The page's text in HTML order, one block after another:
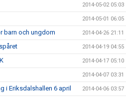
2014-05-02 05:03
2014-05-01 06:05
barn och ungdom 2014-04-26 21:11
2014-04-19 04:55
2014-04-17 05:10
2014-04-07 03:31
i Eriksdalshallen 6 april 2014-04-06 03:57